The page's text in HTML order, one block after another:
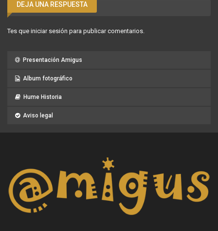
DEJA UNA RESPUESTA
Tes que iniciar sesión para publicar comentarios.
Presentación Amigus
Album fotográfico
Hume Historia
Aviso legal